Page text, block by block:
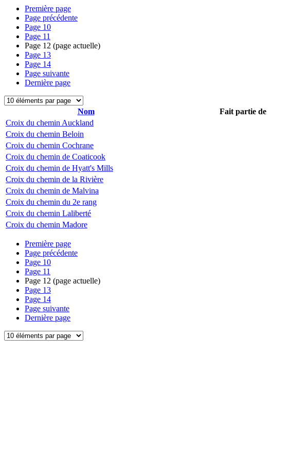
Première page
Page précédente
Page 10
Page 11
Page 12 (page actuelle)
Page 13
Page 14
Page suivante
Dernière page
Nom Fait partie de
Croix du chemin Auckland
Croix du chemin Beloin
Croix du chemin Cochrane
Croix du chemin de Coaticook
Croix du chemin de Hyatt's Mills
Croix du chemin de la Rivière
Croix du chemin de Malvina
Croix du chemin du 2e rang
Croix du chemin Laliberté
Croix du chemin Madore
Première page
Page précédente
Page 10
Page 11
Page 12 (page actuelle)
Page 13
Page 14
Page suivante
Dernière page